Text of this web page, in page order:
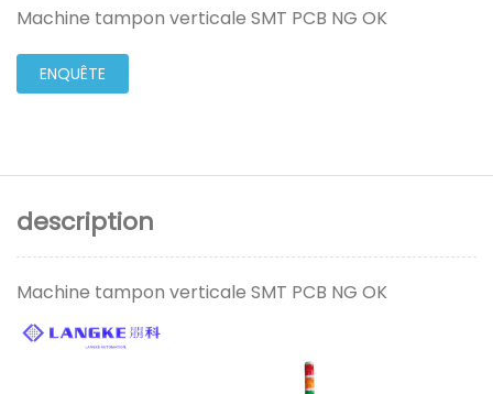
Machine tampon verticale SMT PCB NG OK
ENQUÊTE
description
Machine tampon verticale SMT PCB NG OK